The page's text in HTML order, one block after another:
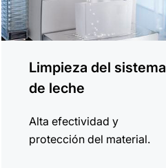
Limpieza del sistema
de leche
Alta efectividad y
protección del material.